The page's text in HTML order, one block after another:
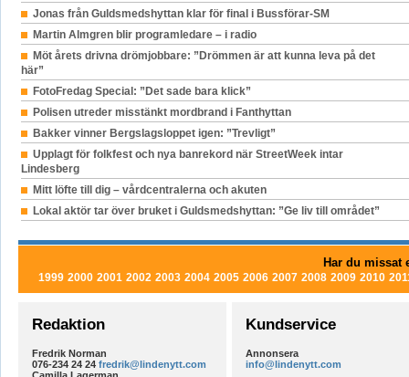
Jonas från Guldsmedshyttan klar för final i Bussförar-SM
Martin Almgren blir programledare – i radio
Möt årets drivna drömjobbare: ”Drömmen är att kunna leva på det
här”
FotoFredag Special: ”Det sade bara klick”
Polisen utreder misstänkt mordbrand i Fanthyttan
Bakker vinner Bergslagsloppet igen: ”Trevligt”
Upplagt för folkfest och nya banrekord när StreetWeek intar
Lindesberg
Mitt löfte till dig – vårdcentralerna och akuten
Lokal aktör tar över bruket i Guldsmedshyttan: ”Ge liv till området”
Har du missat
1999 2000 2001 2002 2003 2004 2005 2006 2007 2008 2009 2010
Redaktion
Fredrik Norman
076-234 24 24 fredrik@lindenytt.com
Camilla Lagerman
Kundservice
Annonsera
info@lindenytt.com